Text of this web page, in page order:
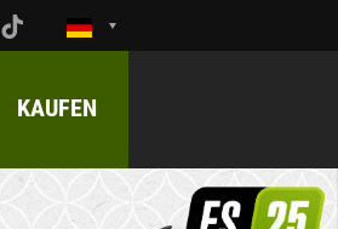
KAUFEN